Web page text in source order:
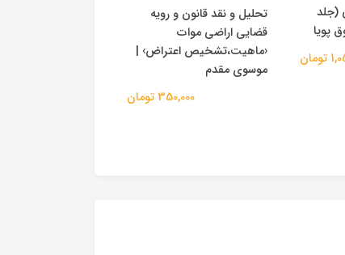
(جلد
پویا
تحلیل و نقد قانون و رویه
قضایی اراضی موات
‹ماهیت،تشخیص اعتراض› |
موسوی مقدم
350,000 تومان